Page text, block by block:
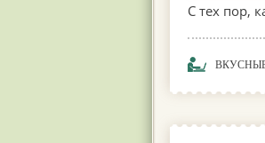
С тех пор,